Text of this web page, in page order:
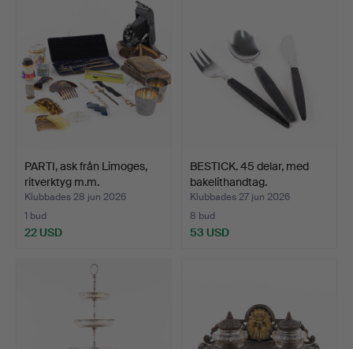
PARTI, ask från Limoges,
ritverktyg m.m.
Klubbades 28 jun 2026
1 bud
22 USD
BESTICK. 45 delar, med
bakelithandtag.
Klubbades 27 jun 2026
8 bud
53 USD